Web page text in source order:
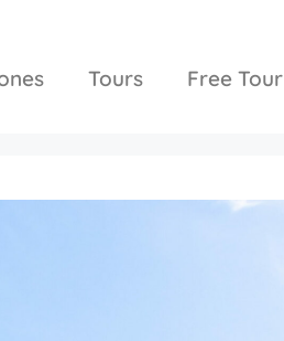
Tours Free Tour